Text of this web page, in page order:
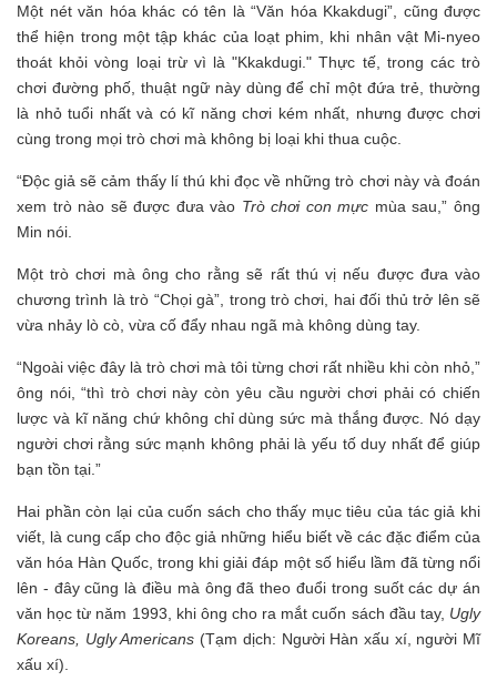
Một nét văn hóa khác có tên là “Văn hóa Kkakdugi”, cũng được
thể hiện trong một tập khác của loạt phim, khi nhân vật Mi-nyeo
thoát khỏi vòng loại trừ vì là "Kkakdugi." Thực tế, trong các trò
chơi đường phố, thuật ngữ này dùng để chỉ một đứa trẻ, thường
là nhỏ tuổi nhất và có kĩ năng chơi kém nhất, nhưng được chơi
cùng trong mọi trò chơi mà không bị loại khi thua cuộc.
“Độc giả sẽ cảm thấy lí thú khi đọc về những trò chơi này và đoán
xem trò nào sẽ được đưa vào Trò chơi con mực mùa sau,” ông
Min nói.
Một trò chơi mà ông cho rằng sẽ rất thú vị nếu được đưa vào
chương trình là trò “Chọi gà”, trong trò chơi, hai đối thủ trở lên sẽ
vừa nhảy lò cò, vừa cố đẩy nhau ngã mà không dùng tay.
“Ngoài việc đây là trò chơi mà tôi từng chơi rất nhiều khi còn nhỏ,”
ông nói, “thì trò chơi này còn yêu cầu người chơi phải có chiến
lược và kĩ năng chứ không chỉ dùng sức mà thắng được. Nó dạy
người chơi rằng sức mạnh không phải là yếu tố duy nhất để giúp
bạn tồn tại.”
Hai phần còn lại của cuốn sách cho thấy mục tiêu của tác giả khi
viết, là cung cấp cho độc giả những hiểu biết về các đặc điểm của
văn hóa Hàn Quốc, trong khi giải đáp một số hiểu lầm đã từng nổi
lên - đây cũng là điều mà ông đã theo đuổi trong suốt các dự án
văn học từ năm 1993, khi ông cho ra mắt cuốn sách đầu tay, Ugly
Koreans, Ugly Americans (Tạm dịch: Người Hàn xấu xí, người Mĩ
xấu xí).